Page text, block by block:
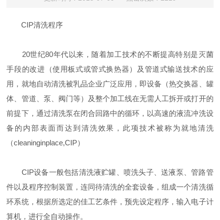
CIP清洗程序
20世纪80年代以来，随着加工技术的不断提高特别是灭菌
手段的改进（使用板式或管式换热器）及管道式输送技术的应
用，就地自动清洗被乳品企业广泛应用，即设备（热交换器、罐
体、管道、泵、阀门等）及整个加工线在无需人工拆开或打开的
前提下，通过清洗泵在闭合回路中的循环，以高速的液流冲洗设
备的内部表面而达到清洗效果，此项技术被称为就地清洗
（cleaninginplace,CIP）
CIP设备一般包括清洗液贮罐、喷洗头子、送液泵、管路管
件以及程序控制装置，连同待清洗的全套设备，组成一个清洗循
环系统，根据所选定的佳工艺条件，预先设定程序，输入电子计
算机，进行全自动操作。